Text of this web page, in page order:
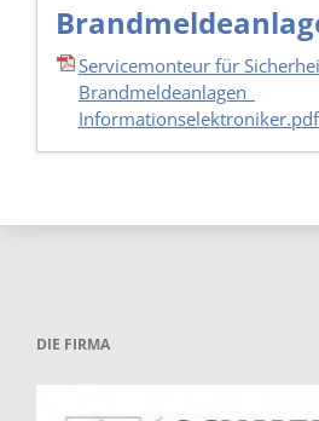
Servicemonteur für
Brandmeldeanlagen_
Informationselektroniker.pdf
DIE FIRMA